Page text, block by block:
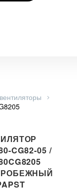
CG82-05 /